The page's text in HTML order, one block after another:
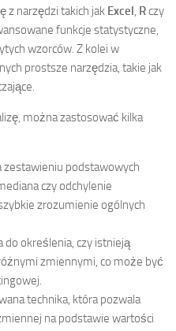
z narzędzi takich jak Excel, Rczy
funkcje statystyczne,
wzorców. Z kolei w
prostsze narzędzia, takie jak
można zastosować kilka
zestawieniu podstawowych
czy odchylenie
zrozumienie ogólnych
do określenia, czy istnieją
zmiennymi, co może być
technika, która pozwala
na podstawie wartości